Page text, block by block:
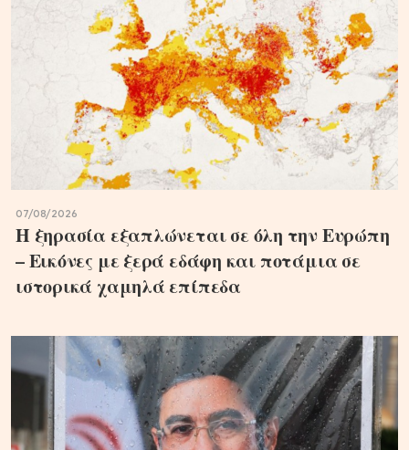
07/08/2026
Η ξηρασία εξαπλώνεται σε όλη την Ευρώπη
– Εικόνες με ξερά εδάφη και ποτάμια σε
ιστορικά χαμηλά επίπεδα